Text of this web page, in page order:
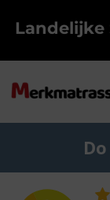
Landelijke